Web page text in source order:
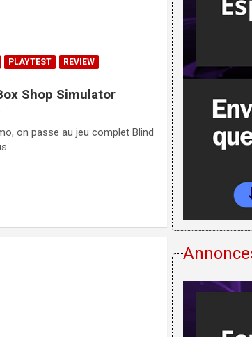
PLAYTEST REVIEW
Shop Simulator
on passe au jeu complet Blind